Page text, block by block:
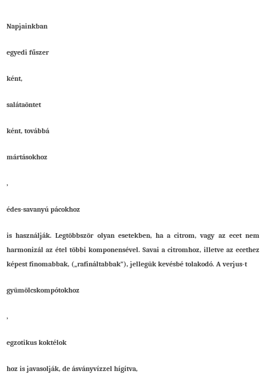
Napjainkban
egyedi fűszer
ként,
salátaöntet
ként, továbbá
mártásokhoz
,
édes-savanyú pácokhoz
is használják. Legtöbbször olyan esetekben, ha a citrom, vagy az ecet nem
harmonizál az étel többi komponensével. Savai a citromhoz, illetve az ecethez
képest finomabbak, („rafináltabbak”), jellegük kevésbé tolakodó. A verjus-t
gyümölcskompótokhoz
,
egzotikus koktélok
hoz is javasolják, de ásványvízzel hígítva,